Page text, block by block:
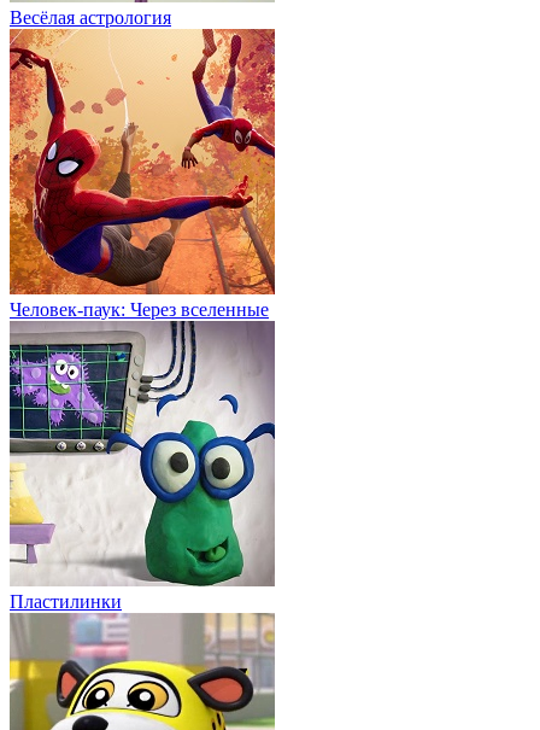
Весёлая астрология
Человек-паук: Через вселенные
Пластилинки